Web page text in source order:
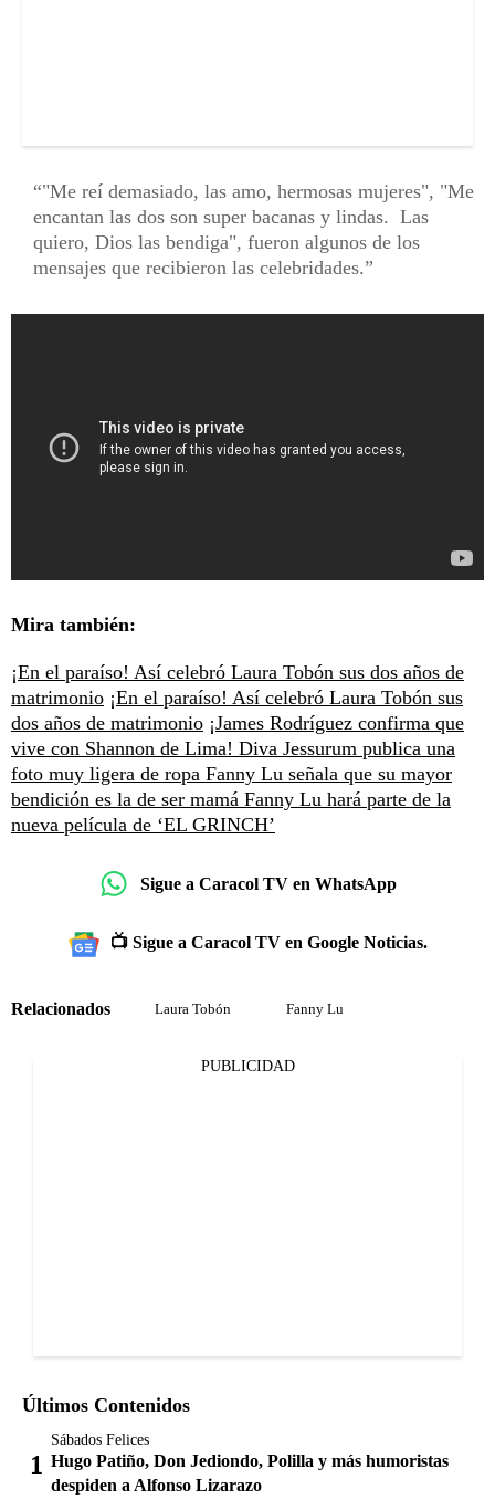
"Me reí demasiado, las amo, hermosas mujeres", "Me
encantan las dos son super bacanas y lindas. Las
quiero, Dios las bendiga", fueron algunos de los
mensajes que recibieron las celebridades.
Mira también:
¡En el paraíso! Así celebró Laura Tobón sus dos años de
matrimonio ¡En el paraíso! Así celebró Laura Tobón sus
dos años de matrimonio ¡James Rodríguez confirma que
vive con Shannon de Lima! Diva Jessurum publica una
foto muy ligera de ropa Fanny Lu señala que su mayor
bendición es la de ser mamá Fanny Lu hará parte de la
nueva película de ‘EL GRINCH’
Sigue a Caracol TV en WhatsApp
📺 Sigue a Caracol TV en Google Noticias.
Relacionados Laura Tobón Fanny Lu
PUBLICIDAD
Últimos Contenidos
Sábados Felices
Hugo Patiño, Don Jediondo, Polilla y más humoristas
despiden a Alfonso Lizarazo